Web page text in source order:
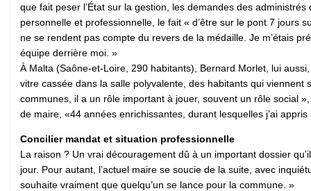
que fait peser l’État sur la gestion, les demandes des
personnelle et professionnelle, le fait « d’être sur le pont 7 jours
ne se rendent pas compte du revers de la médaille. Je m’étais
équipe derrière moi. »
À Malta (Saône-et-Loire, 290 habitants), Bernard Morlet, lui
vitre cassée dans la salle polyvalente, des habitants qui
communes, il a un rôle important à jouer, souvent un rôle social
de maire, «44 années enrichissantes, durant lesquelles j’ai
Concilier mandat et situation professionnelle
La raison ? Un vrai découragement dû à un important dossier
jour. Pour autant, l’actuel maire se soucie de la suite, avec
souhaite vraiment que quelqu’un se lance pour la commune. »